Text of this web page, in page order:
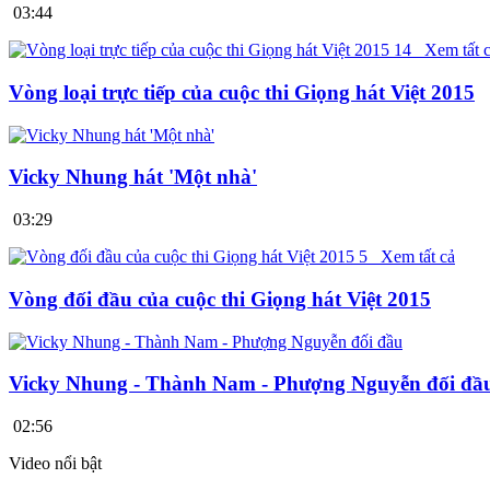
03:44
14
Xem tất
Vòng loại trực tiếp của cuộc thi Giọng hát Việt 2015
Vicky Nhung hát 'Một nhà'
03:29
5
Xem tất cả
Vòng đối đầu của cuộc thi Giọng hát Việt 2015
Vicky Nhung - Thành Nam - Phượng Nguyễn đối
02:56
Video nổi bật